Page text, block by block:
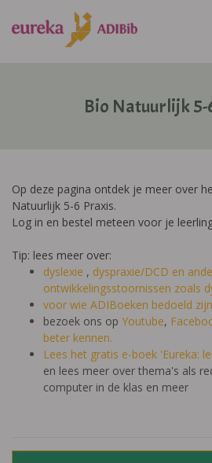
Bio Natuurlijk 5-
Op deze pagina ontdek je meer over
Natuurlijk 5-6 Praxis.
Log in en bestel meteen voor je
Tip: lees meer over:
dyslexie , dyspraxie/DCD en
ontwikkelingsstoornissen zoals
voor wie ADIBoeken bedoeld zijn
bezoek ons op Youtube,
beter kennen.
Lees het gratis e-boek 'Eureka:
en lees meer over thema's als
computer in de klas en meer